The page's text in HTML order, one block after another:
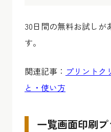
30日間の無料お試しが
す。
関連記事： プリントク
と・使い方
一覧画面印刷